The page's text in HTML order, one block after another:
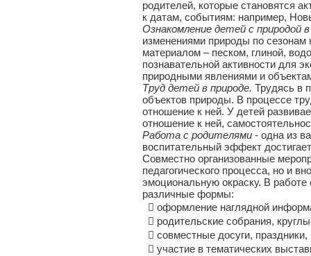
родителей, которые становятся
к датам, событиям: например,
Ознакомление детей с природой
изменениями природы по сезонам
материалом – песком, глиной,
познавательной активности для
природными явлениями и
Труд детей в природе. Трудясь в
объектов природы. В процессе
отношение к ней. У детей
отношение к ней,
Работа с родителями - одна из
воспитательный эффект
Совместно организованные
педагогического процесса, но и
эмоциональную окраску. В
различные формы:
 оформление наглядной
 родительские собрания,
 совместные досуги, праздники,
 участие в тематических